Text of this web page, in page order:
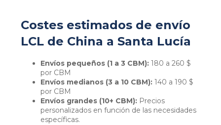
Costes estimados de envío
LCL de China a Santa Lucía
Envíos pequeños (1 a 3 CBM): 180 a 260 $
por CBM
Envíos medianos (3 a 10 CBM): 140 a 190 $
por CBM
Envíos grandes (10+ CBM): Precios
personalizados en función de las necesidades
específicas.